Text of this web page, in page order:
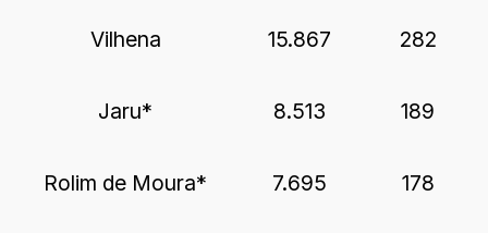
Vilhena 15.867 282
Jaru* 8.513 189
Rolim de Moura* 7.695 178